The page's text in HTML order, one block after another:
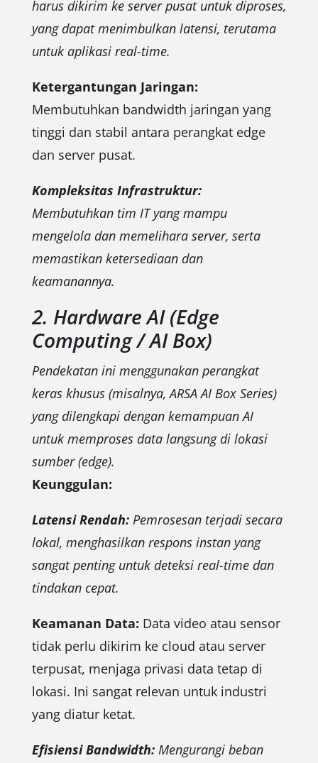
harus dikirim ke server pusat untuk diproses,
yang dapat menimbulkan latensi, terutama
untuk aplikasi real-time.
Ketergantungan Jaringan:
Membutuhkan bandwidth jaringan yang
tinggi dan stabil antara perangkat edge
dan server pusat.
Kompleksitas Infrastruktur:
Membutuhkan tim IT yang mampu
mengelola dan memelihara server, serta
memastikan ketersediaan dan
keamanannya.
2. Hardware AI (Edge
Computing / AI Box)
Pendekatan ini menggunakan perangkat
keras khusus (misalnya, ARSA AI Box Series)
yang dilengkapi dengan kemampuan AI
untuk memproses data langsung di lokasi
sumber (edge).
Keunggulan:
Latensi Rendah:Pemrosesan terjadi secara
lokal, menghasilkan respons instan yang
sangat penting untuk deteksi real-time dan
tindakan cepat.
Keamanan Data: Data video atau sensor
tidak perlu dikirim ke cloud atau server
terpusat, menjaga privasi data tetap di
lokasi. Ini sangat relevan untuk industri
yang diatur ketat.
Efisiensi Bandwidth:Mengurangi beban